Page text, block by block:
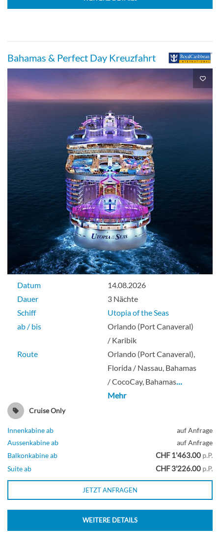
Bahamas & Perfect Day Kreuzfahrt
Datum
14.08.2026
Dauer
3 Nächte
Schiff
Utopia of the Seas
ab / bis
Orlando (Port Canaveral)
/ Karibik
Route
Orlando (Port Canaveral),
Florida / Nassau, Bahamas
/ CocoCay, Bahamas…
Mehr
Cruise Only
Innenkabine ab
auf Anfrage
Aussenkabine ab
auf Anfrage
Balkonkabine ab
CHF 1'463.00 p.P.
Suite ab
CHF 3'226.00 p.P.
JETZT ANFRAGEN
WEITERE DETAILS